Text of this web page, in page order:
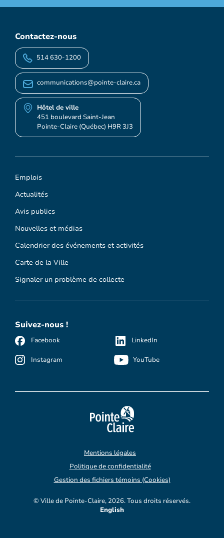
Emplois
Actualités
Avis publics
Nouvelles et médias
Calendrier des événements et activités
Carte de la Ville
Signaler un problème de collecte
Contactez-nous
514 630-1200
communications@pointe-claire.ca
Hôtel de ville
451 boulevard Saint-Jean
Pointe-Claire (Québec) H9R 3J3
Suivez-nous !
Facebook
Instagram
LinkedIn
YouTube
© Ville de Pointe-Claire, 2026. Tous droits réservés.
Mentions légales
Politique de confidentialité
Gestion des fichiers témoins (Cookies)
English